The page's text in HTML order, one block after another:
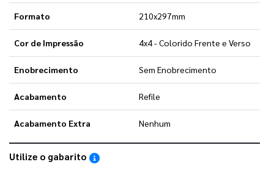
Formato 210x297mm
Cor de Impressão 4x4 - Colorido Frente e Verso
Enobrecimento Sem Enobrecimento
Acabamento Refile
Acabamento Extra Nenhum
Utilize o gabarito Saiba como utilizar os nossos gabaritos